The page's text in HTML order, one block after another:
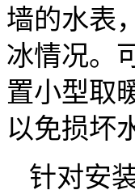
墙的水表
冰情况。
置小型取
以免损坏
针对安